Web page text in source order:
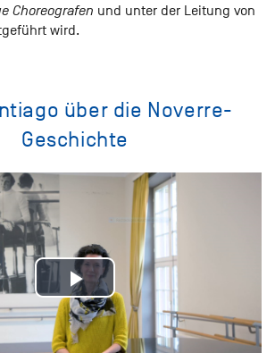
Choreografen und unter der Leitung von
wird.
über die Noverre-
Geschichte
Play
Video